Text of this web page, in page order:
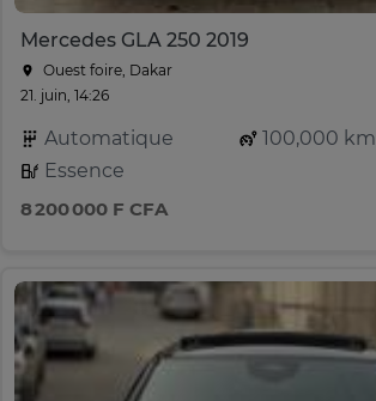
Mercedes GLA 250 2019
Ouest foire, Dakar
21. juin, 14:26
Automatique
100,000 km
Essence
8 200 000 F CFA